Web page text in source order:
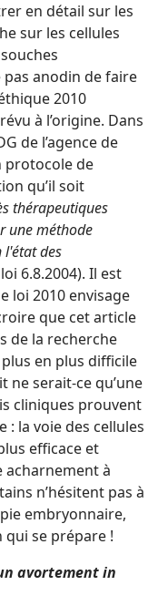
en détail sur les
sur les cellules
pas anodin de faire
2010
à l’origine. Dans
de l’agence de
protocole de
qu’il soit
thérapeutiques
une méthode
l'état des
6.8.2004). Il est
loi 2010 envisage
que cet article
de la recherche
en plus difficile
ne serait-ce qu’une
cliniques prouvent
: la voie des cellules
efficace et
à
n’hésitent pas à
embryonnaire,
qui se prépare !
avortement in